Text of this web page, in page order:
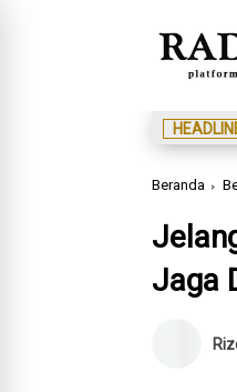
Beranda
Jaga